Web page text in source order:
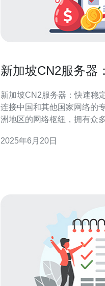
新加坡CN2服务器
新加坡CN2服务器：快速稳定的网络连
连接中国和其他国家网络的
洲地区的网络枢纽，拥有众
势： 快速稳定的网络连接 可靠的数据传输 低延迟 适用于
2025年6月20日